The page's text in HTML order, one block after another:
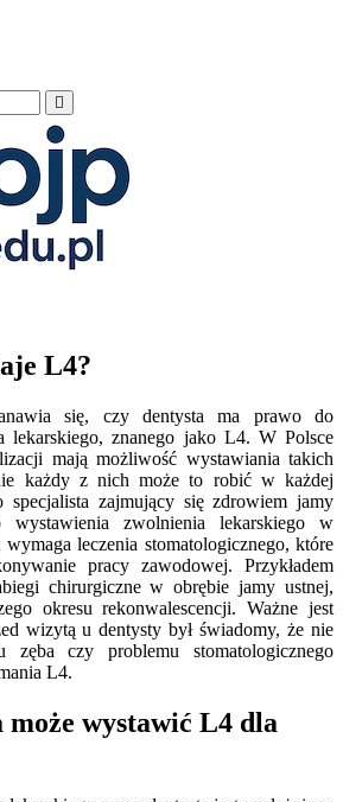
L4?
się, czy dentysta ma prawo do
lekarskiego, znanego jako L4. W Polsce
mają możliwość wystawiania takich
każdy z nich może to robić w każdej
specjalista zajmujący się zdrowiem jamy
zwolnienia lekarskiego w
leczenia stomatologicznego, które
pracy zawodowej. Przykładem
chirurgiczne w obrębie jamy ustnej,
okresu rekonwalescencji. Ważne jest
wizytą u dentysty był świadomy, że nie
zęba czy problemu stomatologicznego
L4.
wystawić L4 dla